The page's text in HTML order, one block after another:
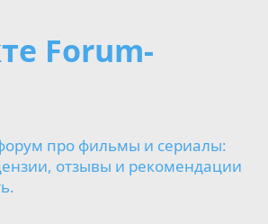
Forum-
про фильмы и сериалы:
отзывы и рекомендации